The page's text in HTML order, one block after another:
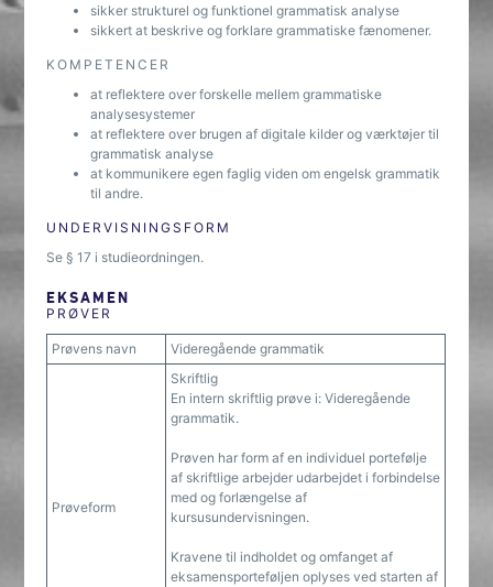
sikker strukturel og funktionel grammatisk analyse
sikkert at beskrive og forklare grammatiske fænomener.
KOMPETENCER
at reflektere over forskelle mellem grammatiske
analysesystemer
at reflektere over brugen af digitale kilder og værktøjer til
grammatisk analyse
at kommunikere egen faglig viden om engelsk grammatik
til andre.
UNDERVISNINGSFORM
Se § 17 i studieordningen.
EKSAMEN
PRØVER
Prøvens navn Videregående grammatik
Prøveform
Skriftlig
En intern skriftlig prøve i: Videregående
grammatik.
Prøven har form af en individuel portefølje
af skriftlige arbejder udarbejdet i forbindelse
med og forlængelse af
kursusundervisningen.
Kravene til indholdet og omfanget af
eksamensporteføljen oplyses ved starten af